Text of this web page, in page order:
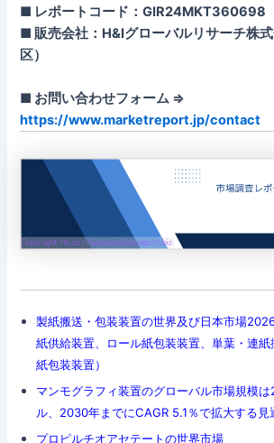
■ レポートコード：GIR24MKT360698
■ 販売会社：H&Iグローバルリサーチ株
区）
■ お問い合わせフォーム ⇒
https://www.marketreport.jp/contact
製紙搬送・包装装置の世界及び日本市場
紙供給装置、ロール紙包装装置、単葉・連
紙包装装置）
マンモグラフィ装置のグローバル市場規模
ル、2030年までにCAGR 5.1％で拡大する見
プロピルチオアセテートの世界市場